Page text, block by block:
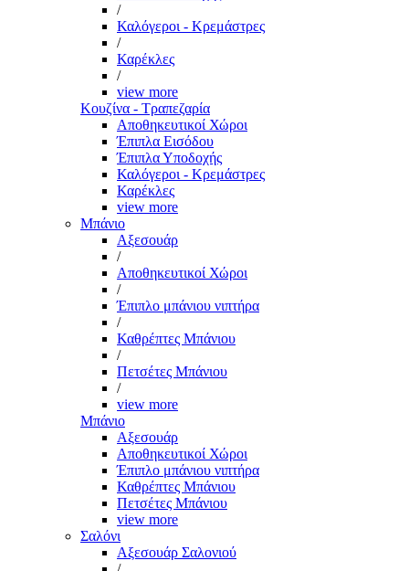
/
Καλόγεροι - Κρεμάστρες
/
Καρέκλες
/
view more
Κουζίνα - Τραπεζαρία
Αποθηκευτικοί Χώροι
Έπιπλα Εισόδου
Έπιπλα Υποδοχής
Καλόγεροι - Κρεμάστρες
Καρέκλες
view more
Μπάνιο
Αξεσουάρ
/
Αποθηκευτικοί Χώροι
/
Έπιπλο μπάνιου νιπτήρα
/
Καθρέπτες Μπάνιου
/
Πετσέτες Μπάνιου
/
view more
Μπάνιο
Αξεσουάρ
Αποθηκευτικοί Χώροι
Έπιπλο μπάνιου νιπτήρα
Καθρέπτες Μπάνιου
Πετσέτες Μπάνιου
view more
Σαλόνι
Αξεσουάρ Σαλονιού